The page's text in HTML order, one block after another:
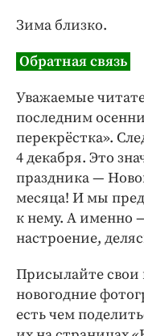
Зима близко.
Обратная связь
Уважаемые
последним
перекрёстка».
4 декабря. Это
праздника —
месяца! И мы
к нему. А именно
настроение,
Присылайте
новогодние
есть чем